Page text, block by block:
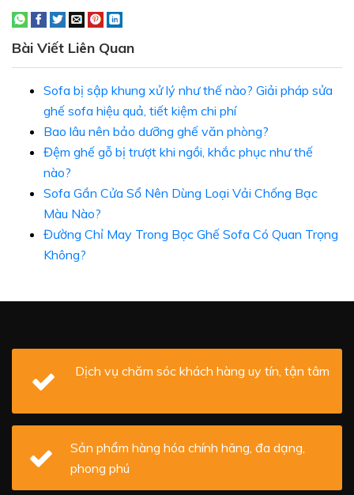
Bài Viết Liên Quan
Sofa bị sập khung xử lý như thế nào? Giải pháp sửa
ghế sofa hiệu quả, tiết kiệm chi phí
Bao lâu nên bảo dưỡng ghế văn phòng?
Đệm ghế gỗ bị trượt khi ngồi, khắc phục như thế
nào?
Sofa Gần Cửa Sổ Nên Dùng Loại Vải Chống Bạc
Màu Nào?
Đường Chỉ May Trong Bọc Ghế Sofa Có Quan Trọng
Không?
Dịch vụ chăm sóc khách hàng uy tín, tận tâm
Sản phẩm hàng hóa chính hãng, đa dạng,
phong phú